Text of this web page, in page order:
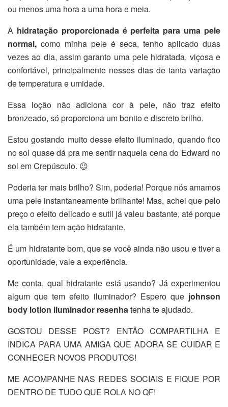
ou menos uma hora a uma hora e meia.
A hidratação proporcionada é perfeita para uma pele
normal, como minha pele é seca, tenho aplicado duas
vezes ao dia, assim garanto uma pele hidratada, viçosa e
confortável, principalmente nesses dias de tanta variação
de temperatura e umidade.
Essa loção não adiciona cor à pele, não traz efeito
bronzeado, só proporciona um bonito e discreto brilho.
Estou gostando muito desse efeito iluminado, quando fico
no sol quase dá pra me sentir naquela cena do Edward no
sol em Crepúsculo. 😉
Poderia ter mais brilho? Sim, poderia! Porque nós amamos
uma pele instantaneamente brilhante! Mas, achei que pelo
preço o efeito delicado e sutil já valeu bastante, até porque
ela também tem ação hidratante.
É um hidratante bom, que se você ainda não usou e tiver a
oportunidade, vale a experiência.
Me conta, qual hidratante está usando? Já experimentou
algum que tem efeito iluminador? Espero que johnson
body lotion iluminador resenhatenha te ajudado.
GOSTOU DESSE POST? ENTÃO COMPARTILHA E
INDICA PARA UMA AMIGA QUE ADORA SE CUIDAR E
CONHECER NOVOS PRODUTOS!
ME ACOMPANHE NAS REDES SOCIAIS E FIQUE POR
DENTRO DE TUDO QUE ROLA NO QF!